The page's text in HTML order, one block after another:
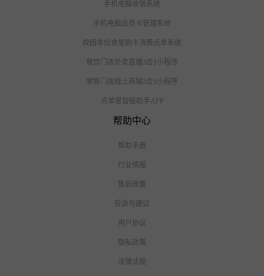
手机电脑收银系统
手机电脑会员卡管理系统
校园单位食堂刷卡消费点单系统
餐饮门店外卖直播3合1小程序
零售门店线上商城3合1小程序
点单星智能助手APP
帮助中心
帮助手册
行业情报
售后政策
投诉与建议
用户协议
隐私政策
法律法规